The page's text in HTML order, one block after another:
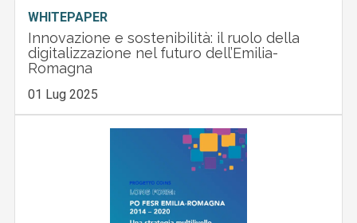
WHITEPAPER
Innovazione e sostenibilità: il ruolo della
digitalizzazione nel futuro dell’Emilia-
Romagna
01 Lug 2025